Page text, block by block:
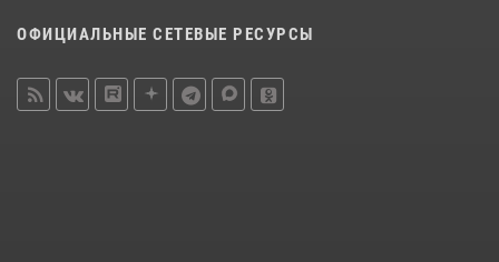
ОФИЦИАЛЬНЫЕ СЕТЕВЫЕ РЕСУРСЫ